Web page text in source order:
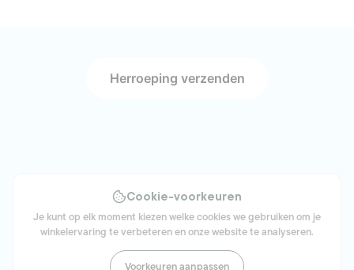
Herroeping verzenden
Cookie-voorkeuren
Je kunt op elk moment kiezen welke cookies we gebruiken om je
winkelervaring te verbeteren en onze website te analyseren.
Voorkeuren aanpassen